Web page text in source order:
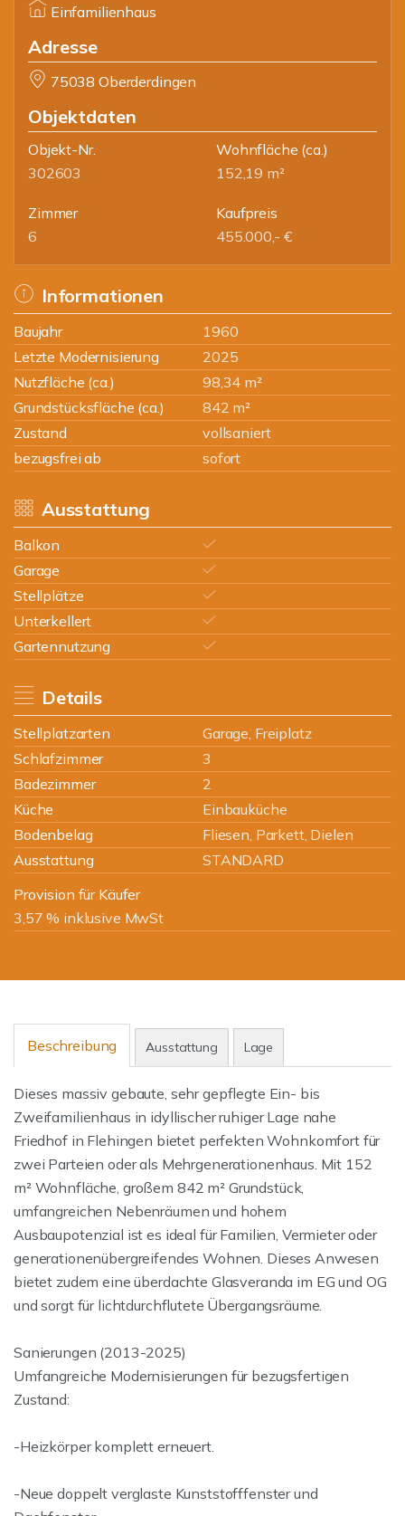
Einfamilienhaus
Adresse
75038 Oberderdingen
Objektdaten
Objekt-Nr.
302603
Wohnfläche (ca.)
152,19 m²
Zimmer
6
Kaufpreis
455.000,- €
Informationen
Baujahr
1960
Letzte Modernisierung
2025
Nutzfläche (ca.)
98,34 m²
Grundstücksfläche (ca.)
842 m²
Zustand
vollsaniert
bezugsfrei ab
sofort
Ausstattung
Balkon
Garage
Stellplätze
Unterkellert
Gartennutzung
Details
Stellplatzarten
Garage, Freiplatz
Schlafzimmer
3
Badezimmer
2
Küche
Einbauküche
Bodenbelag
Fliesen, Parkett, Dielen
Ausstattung
STANDARD
Provision für Käufer
3,57 % inklusive MwSt
Beschreibung Ausstattung Lage
Dieses massiv gebaute, sehr gepflegte Ein- bis
Zweifamilienhaus in idyllischer ruhiger Lage nahe
Friedhof in Flehingen bietet perfekten Wohnkomfort für
zwei Parteien oder als Mehrgenerationenhaus. Mit 152
m² Wohnfläche, großem 842 m² Grundstück,
umfangreichen Nebenräumen und hohem
Ausbaupotenzial ist es ideal für Familien, Vermieter oder
generationenübergreifendes Wohnen. Dieses Anwesen
bietet zudem eine überdachte Glasveranda im EG und OG
und sorgt für lichtdurchflutete Übergangsräume.
Sanierungen (2013-2025)
Umfangreiche Modernisierungen für bezugsfertigen
Zustand:
-Heizkörper komplett erneuert.
-Neue doppelt verglaste Kunststofffenster und